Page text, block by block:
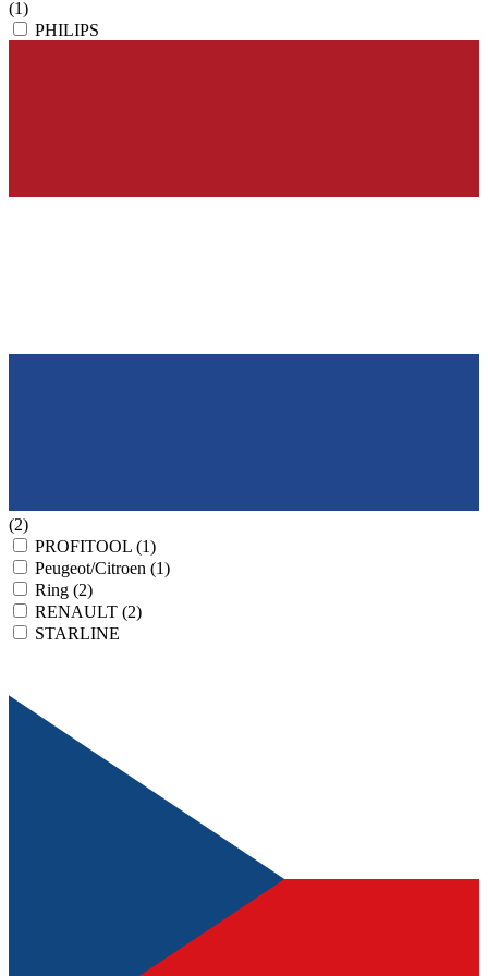
(1)
PHILIPS
(2)
PROFITOOL (1)
Peugeot/Citroen (1)
Ring (2)
RENAULT (2)
STARLINE